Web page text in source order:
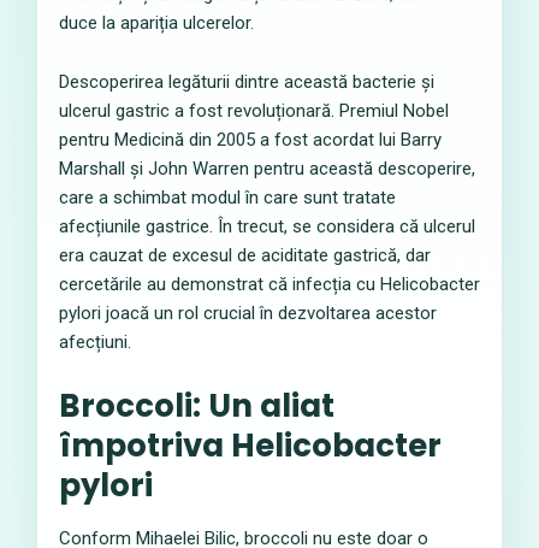
duce la apariția ulcerelor.
Descoperirea legăturii dintre această bacterie și
ulcerul gastric a fost revoluționară. Premiul Nobel
pentru Medicină din 2005 a fost acordat lui Barry
Marshall și John Warren pentru această descoperire,
care a schimbat modul în care sunt tratate
afecțiunile gastrice. În trecut, se considera că ulcerul
era cauzat de excesul de aciditate gastrică, dar
cercetările au demonstrat că infecția cu Helicobacter
pylori joacă un rol crucial în dezvoltarea acestor
afecțiuni.
Broccoli: Un aliat
împotriva Helicobacter
pylori
Conform Mihaelei Bilic, broccoli nu este doar o